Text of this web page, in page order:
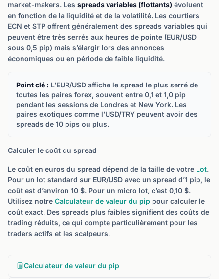
market-makers. Les spreads variables (flottants) évoluent
en fonction de la liquidité et de la volatilité. Les courtiers
ECN et STP offrent généralement des spreads variables qui
peuvent être très serrés aux heures de pointe (EUR/USD
sous 0,5 pip) mais s’élargir lors des annonces
économiques ou en période de faible liquidité.
Point clé : L’EUR/USD affiche le spread le plus serré de
toutes les paires forex, souvent entre 0,1 et 1,0 pip
pendant les sessions de Londres et New York. Les
paires exotiques comme l’USD/TRY peuvent avoir des
spreads de 10 pips ou plus.
Calculer le coût du spread
Le coût en euros du spread dépend de la taille de votre Lot.
Pour un lot standard sur EUR/USD avec un spread d’1 pip, le
coût est d’environ 10 $. Pour un micro lot, c’est 0,10 $.
Utilisez notre Calculateur de valeur du pip pour calculer le
coût exact. Des spreads plus faibles signifient des coûts de
trading réduits, ce qui compte particulièrement pour les
traders actifs et les scalpeurs.
Calculateur de valeur du pip